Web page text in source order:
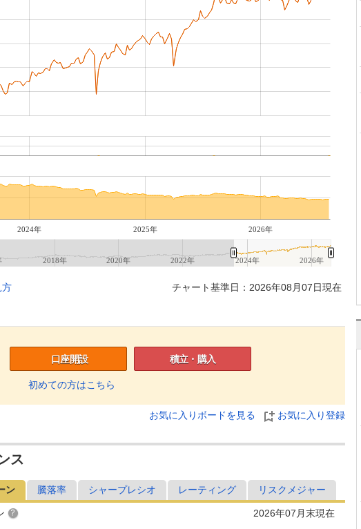
2024年 2025年 2026年
2018年 2020年 2022年 2024年 2026年
方 チャート基準日：2026年08月07日現在
口座開設
初めての方はこちら
積立・購入
お気に入りボードを見る お気に入り登録
ス
ン 騰落率 シャープレシオ レーティング リスクメジャー
2026年07月末現在